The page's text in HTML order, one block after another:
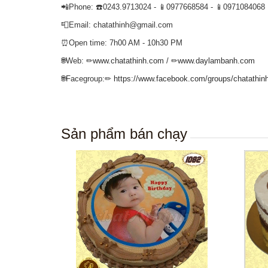
📲Phone: ☎️0243.9713024 - 📱0977668584 - 📱0971084068
📮Email: chatathinh@gmail.com
⏰Open time: 7h00 AM - 10h30 PM
🌐Web: ✏www.chatathinh.com / ✏www.daylambanh.com
🌐Facegroup:✏ https://www.facebook.com/groups/
Sản phẩm bán chạy